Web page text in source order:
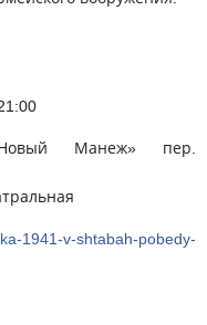
Манеж» пер.
1941-v-shtabah-pobedy-